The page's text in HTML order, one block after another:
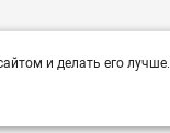
и делать его лучше.